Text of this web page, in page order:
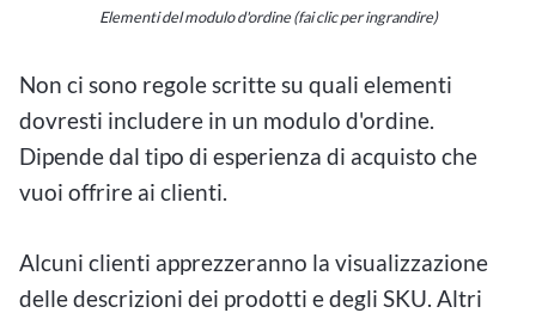
Elementi del modulo d'ordine (fai clic per ingrandire)
Non ci sono regole scritte su quali elementi
dovresti includere in un modulo d'ordine.
Dipende dal tipo di esperienza di acquisto che
vuoi offrire ai clienti.
Alcuni clienti apprezzeranno la visualizzazione
delle descrizioni dei prodotti e degli SKU. Altri